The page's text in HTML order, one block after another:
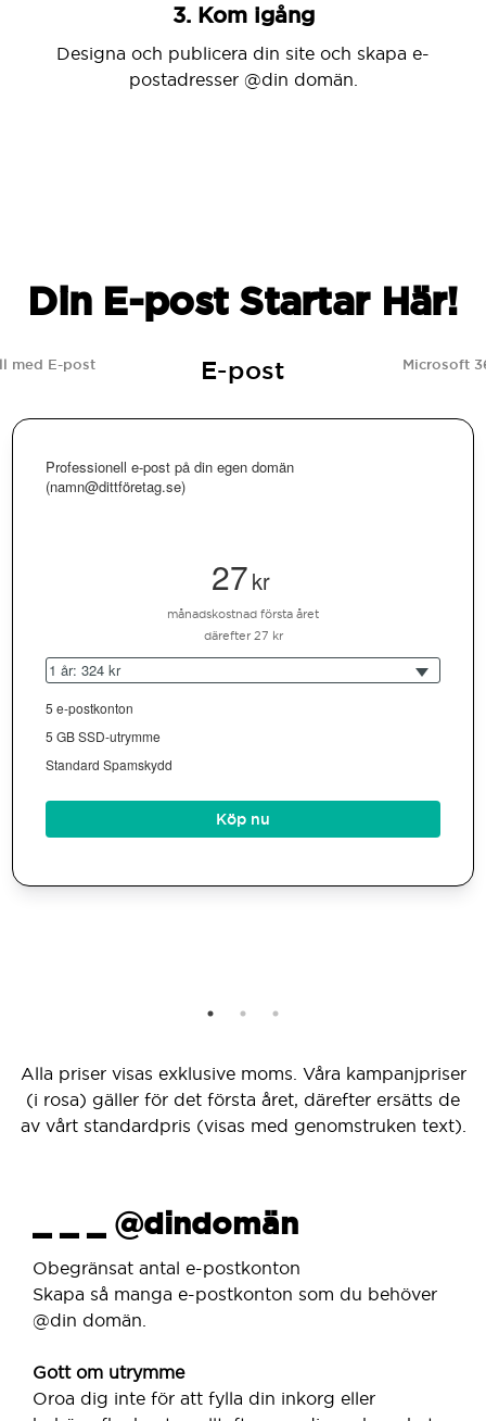
3. Kom igång
Designa och publicera din site och skapa e-
postadresser @din domän.
Din E-post Startar Här!
med E-post E-post Microsoft
Professionell e-post på din egen domän
(namn@dittföretag.se)
27kr
månadskostnad första året
därefter 27 kr
1 år: 324 kr
5 e-postkonton
5 GB SSD-utrymme
Standard Spamskydd
Köp nu
Alla priser visas exklusive moms. Våra kampanjpriser
(i rosa) gäller för det första året, därefter ersätts de
av vårt standardpris (visas med genomstruken text).
_ _ _ @dindomän
Obegränsat antal e-postkonton
Skapa så manga e-postkonton som du behöver
@din domän.
Gott om utrymme
Oroa dig inte för att fylla din inkorg eller